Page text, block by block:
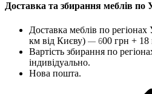
Доставка та збирання меблів по
Доставка меблів по регіонах
км від Києву) — 600 грн +
Вартість збирання по
індивідуально.
Нова пошта.